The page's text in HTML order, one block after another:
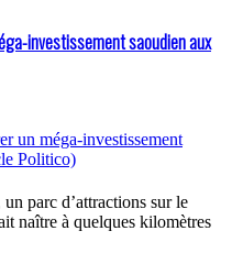
investissement saoudien aux
parc d’attractions sur le
naître à quelques kilomètres